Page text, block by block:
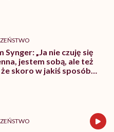
Synger: „Ja nie czuję się
jestem sobą, ale też
skoro w jakiś sposób